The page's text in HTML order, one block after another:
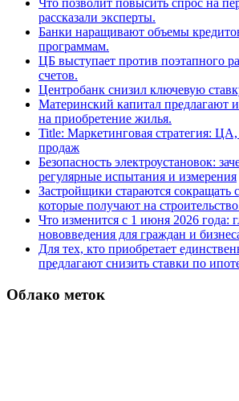
Что позволит повысить спрос на
рассказали эксперты.
Банки наращивают объемы
программам.
ЦБ выступает против поэтапного
счетов.
Центробанк снизил ключевую
Материнский капитал предлагают
на приобретение жилья.
Title: Маркетинговая стратегия:
продаж
Безопасность электроустановок:
регулярные испытания и измерения
Застройщики стараются сокращать
которые получают на
Что изменится с 1 июня 2026 года:
нововведения для граждан и
Для тех, кто приобретает
предлагают снизить ставки по
Облако меток